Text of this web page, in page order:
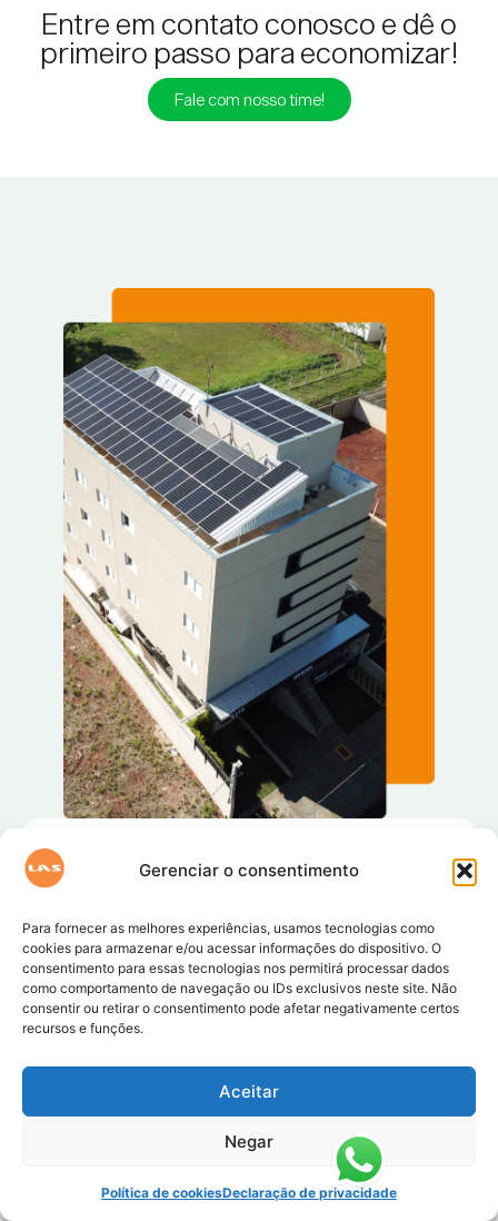
Gerenciar o consentimento
Para fornecer as melhores experiências, usamos tecnologias como
cookies para armazenar e/ou acessar informações do dispositivo. O
consentimento para essas tecnologias nos permitirá processar dados
como comportamento de navegação ou IDs exclusivos neste site. Não
consentir ou retirar o consentimento pode afetar negativamente certos
recursos e funções.
Aceitar
Negar
Política de cookiesDeclaração de privacidade
Entre em contato conosco e dê o
primeiro passo para economizar!
Fale com nosso time!
Solicite um
orçamento